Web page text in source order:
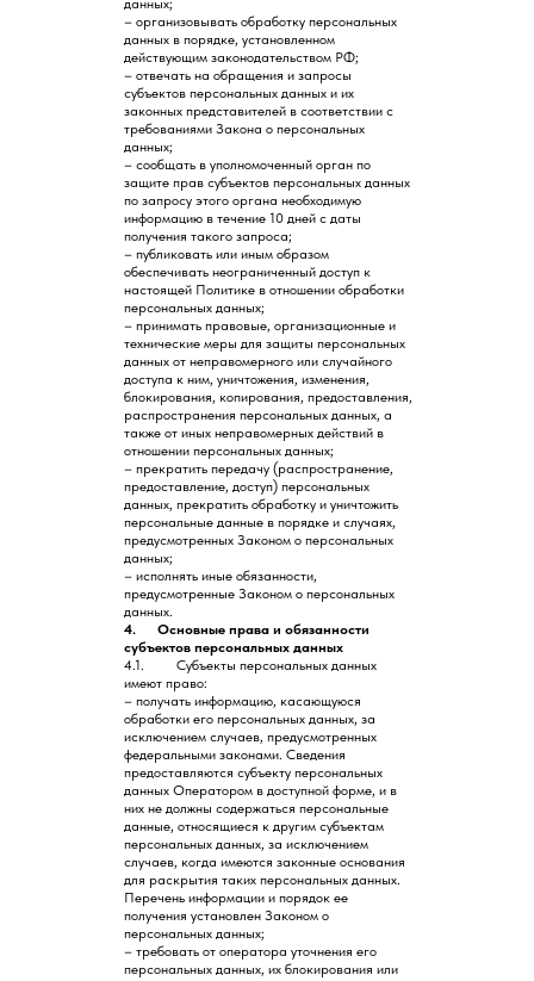
данных;
– организовывать обработку персональных
данных в порядке, установленном
действующим законодательством РФ;
– отвечать на обращения и запросы
субъектов персональных данных и их
законных представителей в соответствии с
требованиями Закона о персональных
данных;
– сообщать в уполномоченный орган по
защите прав субъектов персональных данных
по запросу этого органа необходимую
информацию в течение 10 дней с даты
получения такого запроса;
– публиковать или иным образом
обеспечивать неограниченный доступ к
настоящей Политике в отношении обработки
персональных данных;
– принимать правовые, организационные и
технические меры для защиты персональных
данных от неправомерного или случайного
доступа к ним, уничтожения, изменения,
блокирования, копирования, предоставления,
распространения персональных данных, а
также от иных неправомерных действий в
отношении персональных данных;
– прекратить передачу (распространение,
предоставление, доступ) персональных
данных, прекратить обработку и уничтожить
персональные данные в порядке и случаях,
предусмотренных Законом о персональных
данных;
– исполнять иные обязанности,
предусмотренные Законом о персональных
данных.
4. Основные права и обязанности
субъектов персональных данных
4.1. Субъекты персональных данных
имеют право:
– получать информацию, касающуюся
обработки его персональных данных, за
исключением случаев, предусмотренных
федеральными законами. Сведения
предоставляются субъекту персональных
данных Оператором в доступной форме, и в
них не должны содержаться персональные
данные, относящиеся к другим субъектам
персональных данных, за исключением
случаев, когда имеются законные основания
для раскрытия таких персональных данных.
Перечень информации и порядок ее
получения установлен Законом о
персональных данных;
– требовать от оператора уточнения его
персональных данных, их блокирования или